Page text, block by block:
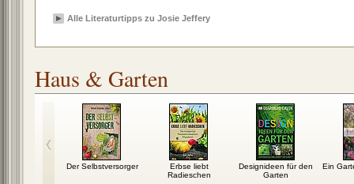
Alle Literaturtipps zu Josie Jeffery
Haus & Garten
Der Selbstversorger
Erbse liebt
Radieschen
Designideen für den
Garten
Ein